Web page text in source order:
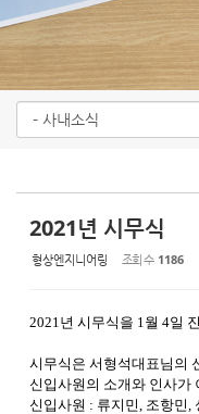
2021년 시무식
형상엔지니어링 조회 수 1186
2021년 시무식을 1월 4일
시무식은 서형석대표님의
신입사원의 소개와 인사가
신입사원 : 류지민, 조항민,